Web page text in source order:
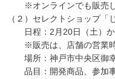
※オンラインでも販売し
（２）セレクトショップ「
日程：2⽉20⽇（⼟）か
※販売は、店舗の営業時
場所：神戸市中央区御幸
品目：開発商品、参加事